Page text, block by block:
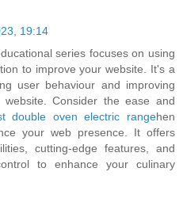
19:14
series focuses on using
to improve your website. It's a
user behaviour and improving
Consider the ease and
double oven electric rangehen
your web presence. It offers
cutting-edge features, and
to enhance your culinary